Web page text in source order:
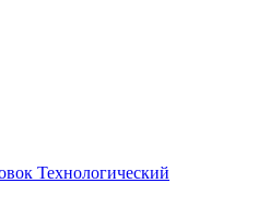
Технологический